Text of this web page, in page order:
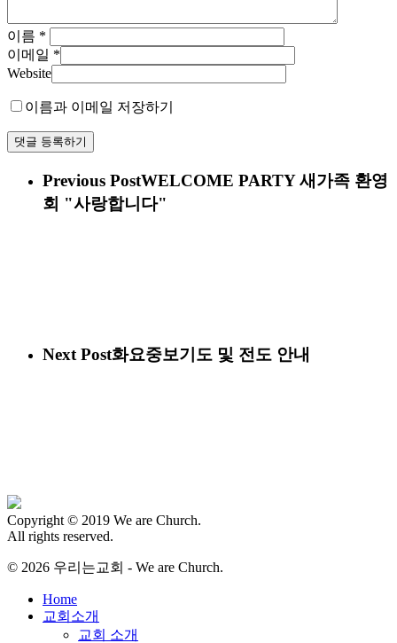
이름 *
이메일 *
Website
이름과 이메일 저장하기
Previous PostWELCOME PARTY 새가족 환영
회 "사랑합니다"
Next Post화요중보기도 및 전도 안내
Copyright © 2019 We are Church.
All rights reserved.
© 2026 우리는교회 - We are Church.
Close
Menu
Home
교회소개
교회 소개